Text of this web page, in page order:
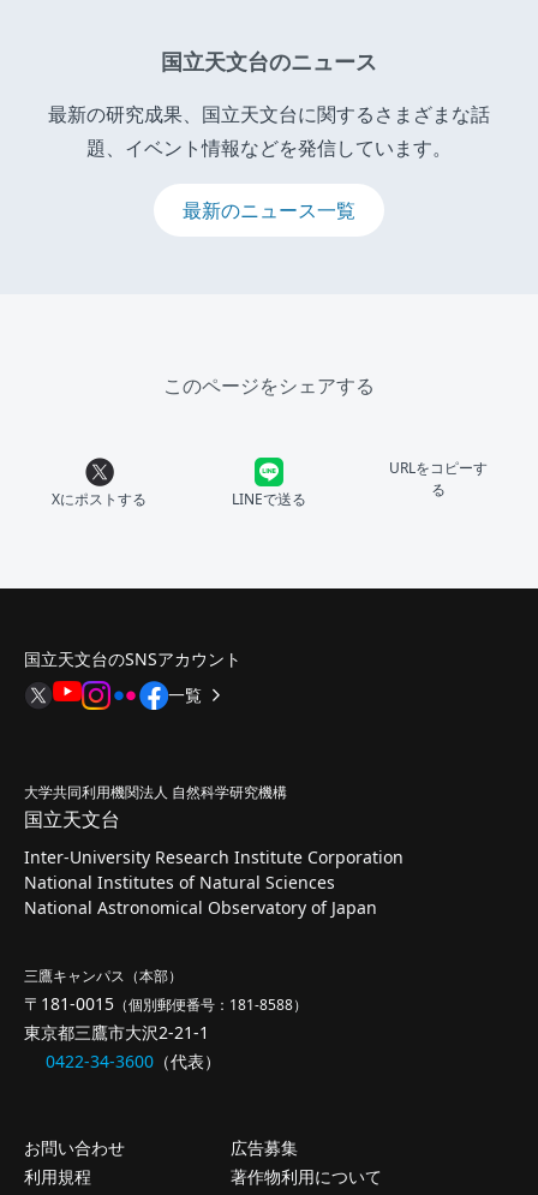
国立天文台のニュース
最新の研究成果、国立天文台に関するさまざまな話
題、イベント情報などを発信しています。
最新のニュース一覧
このページをシェアする
Xにポストする LINEで送る
URLをコピーす
る
国立天文台のSNSアカウント
一覧
大学共同利用機関法人 自然科学研究機構
国立天文台
Inter-University Research Institute Corporation
National Institutes of Natural Sciences
National Astronomical Observatory of Japan
三鷹キャンパス（本部）
〒181-0015 （個別郵便番号：181-8588）
東京都三鷹市大沢2-21-1
0422-34-3600 （代表）
お問い合わせ
広告募集
利用規程
著作物利用について